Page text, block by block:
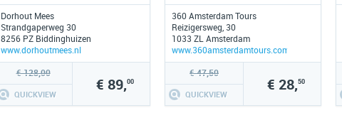
Dorhout Mees
Strandgaperweg 30
8256 PZ Biddinghuizen
www.dorhoutmees.nl
€ 128,00
QUICKVIEW
€ 89,00
360 Amsterdam Tours
Reizigersweg, 30
1033 ZL Amsterdam
www.360amsterdamtours.com
€ 47,50
QUICKVIEW
€ 28,50